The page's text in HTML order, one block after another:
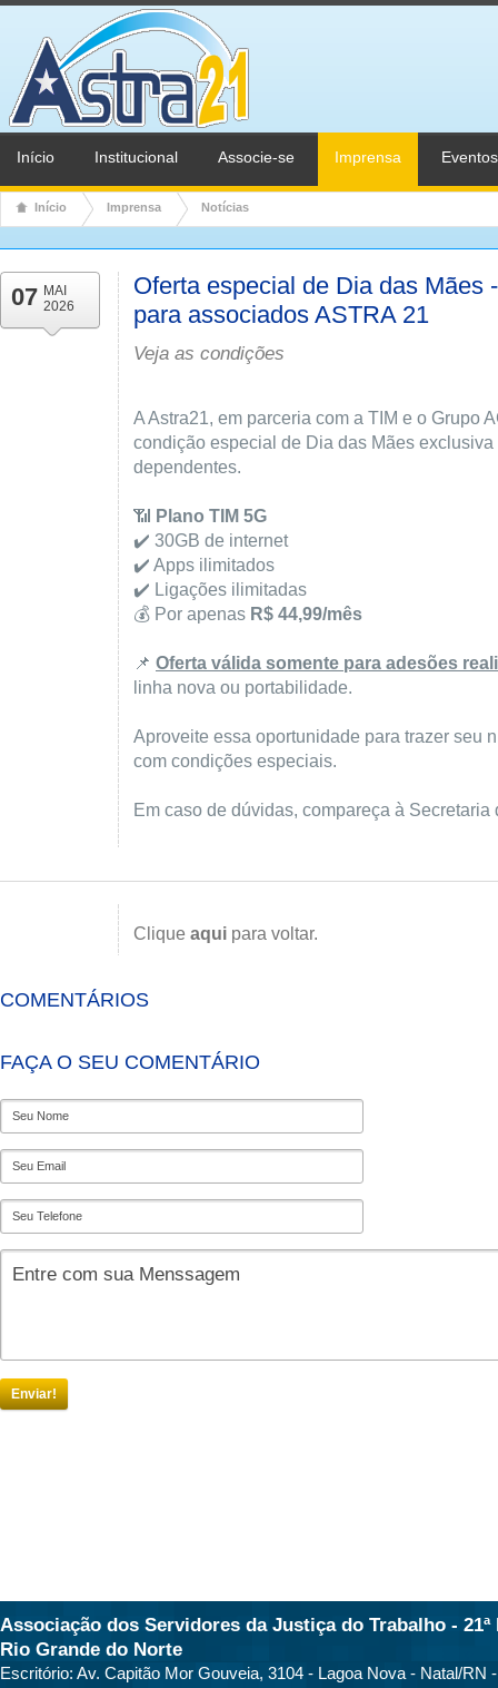
Início Institucional Associe-se Imprensa Eventos
Início Imprensa Notícias
07 MAI
2026
Oferta especial de Dia das Mães
para associados ASTRA 21
Veja as condições
A Astra21, em parceria com a TIM e o Grupo
condição especial de Dia das Mães
dependentes.
📶
Plano TIM 5G
✔️ 30GB de internet
✔️ Apps ilimitados
✔️ Ligações ilimitadas
💰 Por apenas R$ 44,99/mês
📌 Oferta válida somente para adesões
linha nova ou portabilidade.
Aproveite essa oportunidade para trazer seu
com condições especiais.
Em caso de dúvidas, compareça à Secretaria
Clique aqui para voltar.
COMENTÁRIOS
FAÇA O SEU COMENTÁRIO
Enviar!
Associação dos Servidores da Justiça do Trabalho - 21ª
Rio Grande do Norte
Escritório: Av. Capitão Mor Gouveia, 3104 - Lagoa Nova - Natal/RN